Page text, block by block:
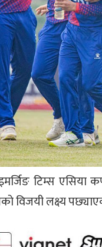
टिम्स
विजयी लक्ष्य